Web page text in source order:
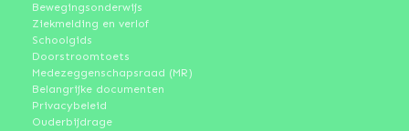
Bewegingsonderwijs
Ziekmelding en verlof
Schoolgids
Doorstroomtoets
Medezeggenschapsraad (MR)
Belangrijke documenten
Privacybeleid
Ouderbijdrage